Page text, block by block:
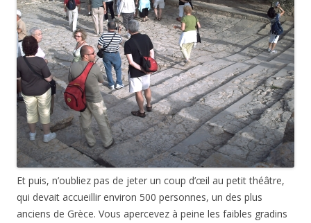
Et puis, n’oubliez pas de jeter un coup d’œil au petit théâtre,
qui devait accueillir environ 500 personnes, un des plus
anciens de Grèce. Vous apercevez à peine les faibles gradins